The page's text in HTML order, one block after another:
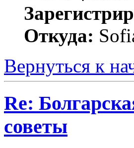
Откуда:
Вернуться к
Re:
советы